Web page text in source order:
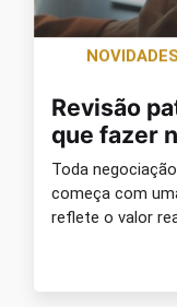
NOVIDADES
Revisão
que fazer
Toda
começa com
reflete o valor